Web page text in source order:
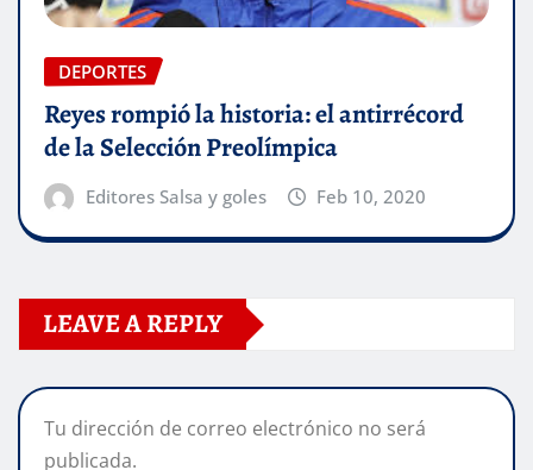
DEPORTES
Reyes rompió la historia: el antirrécord
de la Selección Preolímpica
Editores Salsa y goles Feb 10, 2020
LEAVE A REPLY
Tu dirección de correo electrónico no será
publicada.